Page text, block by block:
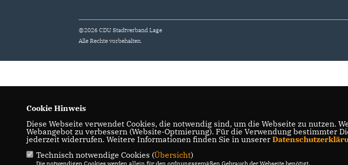
@2026 CDU Stadtverband Lage
Alle Rechte vorbehalten.
Cookie Hinweis
Diese Webseite verwendet Cookies, die notwendig sind, um die Webseite zu
Webangebot zu verbessern (Website-Optmierung). Für die Verwendung bestimmter
jederzeit widerrufen. Weitere Informationen finden Sie in unserer
Technisch notwendige Cookies (Übersicht)
Die notwendigen Cookies werden allein für den ordnungsgemäßen Gebrauch der Webseite benötigt.